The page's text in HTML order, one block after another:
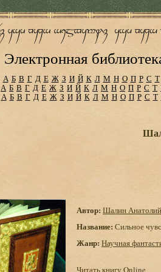
Электронная
А Б В Г Д Е Ж З И Й К Л М Н О П Р С Т
А Б В Г Д Е Ж З И Й К Л М Н О П Р С Т
А Б В Г Д Е Ж З И Й К Л М Н О П Р С Т
Автор: Шалин Анатолий
Название: Сильное
Жанр: Научная
Читать книгу Online